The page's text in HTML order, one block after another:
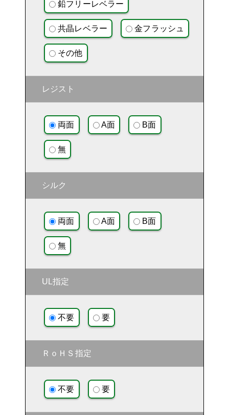
鉛フリーレベラー
共晶レベラー 金フラッシュ
その他
レジスト
両面 A面 B面
無
シルク
両面 A面 B面
無
UL指定
不要 要
ＲｏＨＳ指定
不要 要